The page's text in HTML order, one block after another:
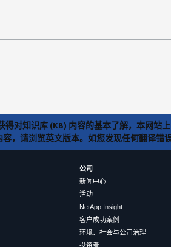
得对知识库 (KB) 内容的基本了解，本网站
容，请浏览英文版本。如您发现任何翻译错
公司
新闻中心
活动
NetApp Insight
客户成功案例
环境、社会与公司治理
投资者